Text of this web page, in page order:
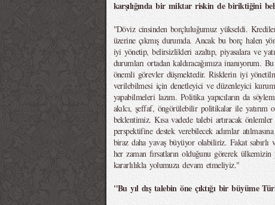
karşılığında bir miktar riskin de biriktiğini
"Döviz cinsinden borçluluğumuz yükseldi.
üzerine çıkmış durumda. Ancak bu borç halen
iyi yönetip, belirsizlikleri azaltıp, piyasalara ve
durumları ortadan kaldıracağımıza inanıyorum.
önemli görevler düşmektedir. Risklerin iyi
verilebilmesi için denetleyici ve düzenleyici
yapabilmeleri lazım. Politika yapıcıların da
akılcı, şeffaf, öngörülebilir politikalar ile yatırım
beklentimiz. Kısa vadede talebi artıracak
perspektifine destek verebilecek adımlar
biraz daha yavaş büyüyor olabiliriz. Fakat sabırlı
her zaman fırsatların olduğunu görerek
kararlılıkla yolumuza devam etmeliyiz."
"Bu yıl dış talebin öne çıktığı bir büyüme